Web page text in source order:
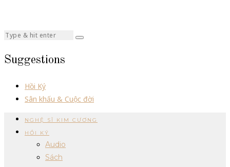
Suggestions
Hồi Ký
Sân khấu & Cuộc đời
NGHỆ SĨ KIM CƯƠNG
HỒI KÝ
Audio
Sách